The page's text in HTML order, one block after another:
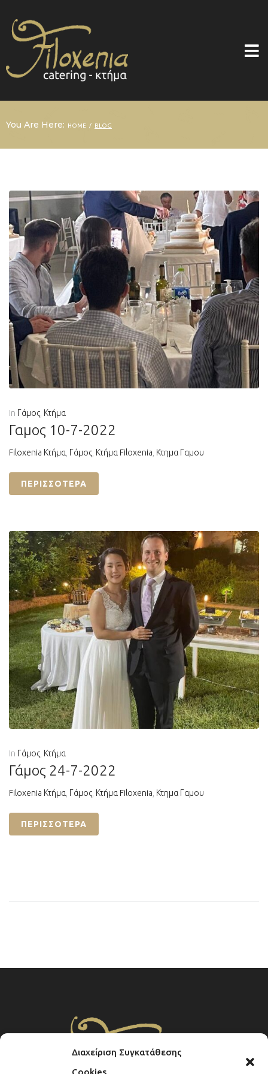
Διαχείριση Συγκατάθεσης
Cookies
You Are Here: HOME / BLOG
In Γάμος, Κτήμα
Γαμος 10-7-2022
Filoxenia Κτήμα, Γάμος, Κτήμα Filoxenia, Κτημα Γαμου
ΠΕΡΙΣΣΌΤΕΡΑ
In Γάμος, Κτήμα
Γάμος 24-7-2022
Filoxenia Κτήμα, Γάμος, Κτήμα Filoxenia, Κτημα Γαμου
ΠΕΡΙΣΣΌΤΕΡΑ